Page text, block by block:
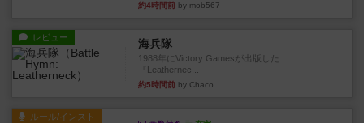
約4時間前 by mob567
レビュー 海兵隊
1988年にVictory Gamesが出版した
『Leathernec...
約5時間前 by Chaco
ルール/インスト